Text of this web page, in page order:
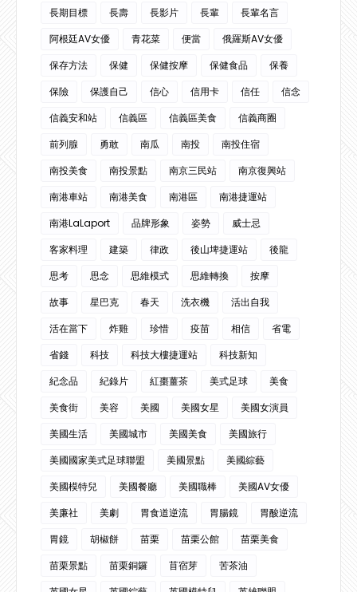
長期目標
長壽 長影片 長輩
長輩名言
阿根廷AV女優
青花菜 便當
俄羅斯AV女優
保存方法
保健 保健按摩 保健食品
保養
保險
保護自己 信心 信用卡 信任
信念
信義安和站
信義區 信義區美食
信義商圈
前列腺
勇敢 南瓜 南投
南投住宿
南投美食
南投景點 南京三民站
南京復興站
南港車站
南港美食 南港區
南港捷運站
南港LaLaport
品牌形象 姿勢
威士忌
客家料理
建築 律政 後山埤捷運站
後龍
思考
思念 思維模式 思維轉換
按摩
故事
星巴克 春天 洗衣機
活出自我
活在當下
炸雞 珍惜 疫苗 相信
省電
省錢
科技 科技大樓捷運站
科技新知
紀念品
紀錄片 紅棗薑茶 美式足球
美食
美食街
美容 美國 美國女星
美國女演員
美國生活
美國城市 美國美食
美國旅行
美國國家美式足球聯盟
美國景點
美國綜藝
美國模特兒
美國餐廳 美國職棒
美國AV女優
美廉社
美劇 胃食道逆流 胃腸鏡
胃酸逆流
胃鏡
胡椒餅 苗栗 苗栗公館
苗栗美食
苗栗景點
苗栗銅鑼 苜宿芽
苦茶油